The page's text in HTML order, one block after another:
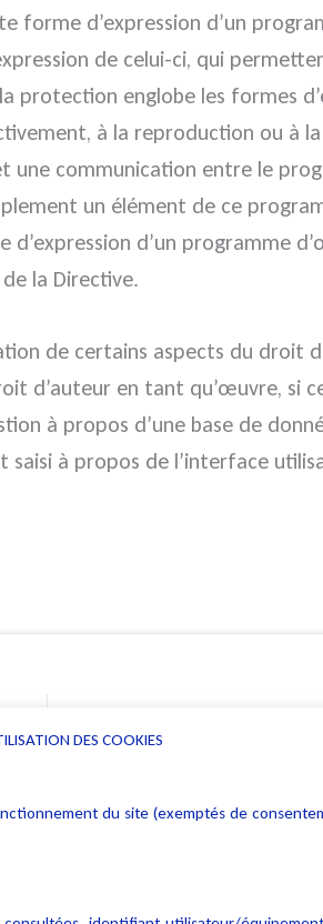
forme d’expression d’un
de celui-ci, qui
englobe les formes
à la reproduction ou à
communication entre le
un élément de ce
d’un programme
la Directive.
de certains aspects du droit
d’auteur en tant qu’œuvre, si
à propos d’une base de
à propos de l’interface
DES COOKIES
du site (exemptés de